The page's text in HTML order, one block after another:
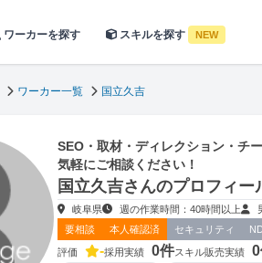
ワーカーを探す スキルを探す NEW
ワーカー一覧 国立久吉
SEO・取材・ディレクション・チ
気軽にご相談ください！
国立久吉さんのプロフィー
岐阜県 週の作業時間：40時間以上
要相談
本人確認済 セキュリティ
評価 -採用実績 0件スキル販売実績